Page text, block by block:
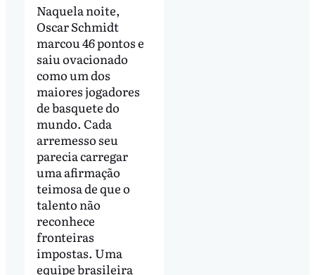
Naquela noite,
Oscar Schmidt
marcou 46 pontos e
saiu ovacionado
como um dos
maiores jogadores
de basquete do
mundo. Cada
arremesso seu
parecia carregar
uma afirmação
teimosa de que o
talento não
reconhece
fronteiras
impostas. Uma
equipe brasileira